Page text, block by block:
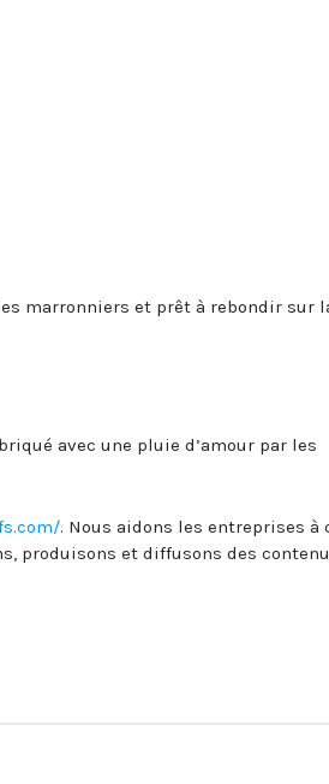
marronniers et prêt à rebondir sur
avec une pluie d’amour par les
. Nous aidons les entreprises à
produisons et diffusons des